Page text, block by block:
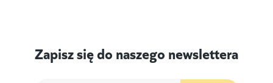
Zapisz się do naszego newslettera